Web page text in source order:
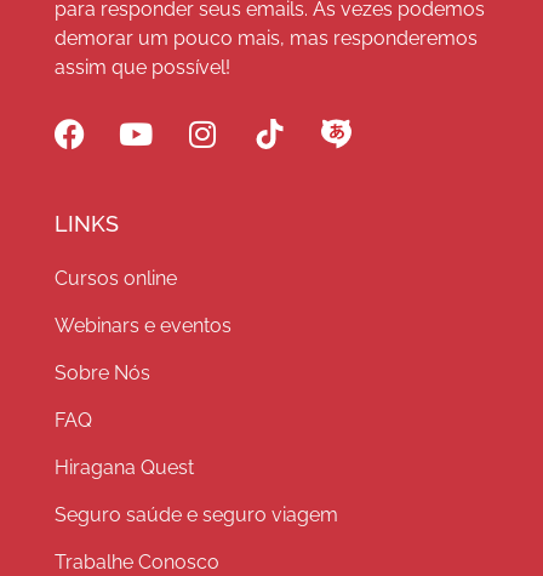
para responder seus emails. Às vezes podemos
demorar um pouco mais, mas responderemos
assim que possível!
LINKS
Cursos online
Webinars e eventos
Sobre Nós
FAQ
Hiragana Quest
Seguro saúde e seguro viagem
Trabalhe Conosco